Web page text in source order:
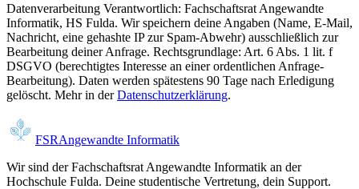
Datenverarbeitung Verantwortlich: Fachschaftsrat Angewandte
Informatik, HS Fulda. Wir speichern deine Angaben (Name, E-Mail,
Nachricht, eine gehashte IP zur Spam-Abwehr) ausschließlich zur
Bearbeitung deiner Anfrage. Rechtsgrundlage: Art. 6 Abs. 1 lit. f
DSGVO (berechtigtes Interesse an einer ordentlichen Anfrage-
Bearbeitung). Daten werden spätestens 90 Tage nach Erledigung
gelöscht. Mehr in der Datenschutzerklärung.
FSRAngewandte Informatik
Wir sind der Fachschaftsrat Angewandte Informatik an der
Hochschule Fulda. Deine studentische Vertretung, dein Support.